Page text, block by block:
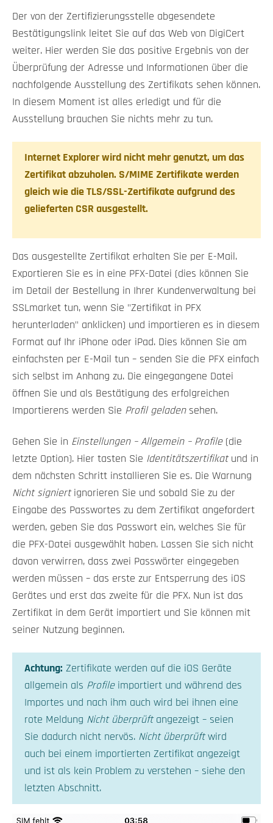
Der von der Zertifizierungsstelle abgesendete
Bestätigungslink leitet Sie auf das Web von DigiCert
weiter. Hier werden Sie das positive Ergebnis von der
Überprüfung der Adresse und Informationen über die
nachfolgende Ausstellung des Zertifikats sehen können.
In diesem Moment ist alles erledigt und für die
Ausstellung brauchen Sie nichts mehr zu tun.
Internet Explorer wird nicht mehr genutzt, um das
Zertifikat abzuholen. S/MIME Zertifikate werden
gleich wie die TLS/SSL-Zertifikate aufgrund des
gelieferten CSR ausgestellt.
Das ausgestellte Zertifikat erhalten Sie per E-Mail.
Exportieren Sie es in eine PFX-Datei (dies können Sie
im Detail der Bestellung in Ihrer Kundenverwaltung bei
SSLmarket tun, wenn Sie "Zertifikat in PFX
herunterladen" anklicken) und importieren es in diesem
Format auf Ihr iPhone oder iPad. Dies können Sie am
einfachsten per E-Mail tun – senden Sie die PFX einfach
sich selbst im Anhang zu. Die eingegangene Datei
öffnen Sie und als Bestätigung des erfolgreichen
Importierens werden Sie Profil geladensehen.
Gehen Sie in Einstellungen – Allgemein – Profile(die
letzte Option). Hier tasten Sie Identitätszertifikatund in
dem nächsten Schritt installieren Sie es. Die Warnung
Nicht signiertignorieren Sie und sobald Sie zu der
Eingabe des Passwortes zu dem Zertifikat angefordert
werden, geben Sie das Passwort ein, welches Sie für
die PFX-Datei ausgewählt haben. Lassen Sie sich nicht
davon verwirren, dass zwei Passwörter eingegeben
werden müssen – das erste zur Entsperrung des iOS
Gerätes und erst das zweite für die PFX. Nun ist das
Zertifikat in dem Gerät importiert und Sie können mit
seiner Nutzung beginnen.
Achtung: Zertifikate werden auf die iOS Geräte
allgemein als Profileimportiert und während des
Importes und nach ihm auch wird bei ihnen eine
rote Meldung Nicht überprüftangezeigt – seien
Sie dadurch nicht nervös. Nicht überprüftwird
auch bei einem importierten Zertifikat angezeigt
und ist als kein Problem zu verstehen – siehe den
letzten Abschnitt.